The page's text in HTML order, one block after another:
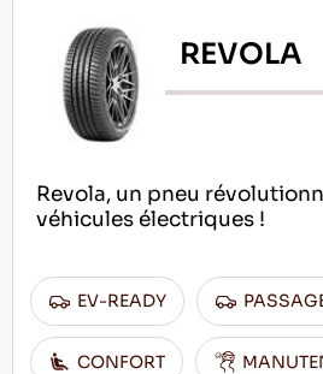
REVOLA
Revola, un pneu
véhicules électriques !
EV-READY
CONFORT